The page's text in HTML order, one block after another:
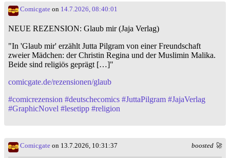
Comicgate on 14.7.2026, 08:40:01
NEUE REZENSION: Glaub mir (Jaja Verlag)
"In 'Glaub mir' erzählt Jutta Pilgram von einer Freundschaft
zweier Mädchen: der Christin Regina und der Muslimin Malika.
Beide sind religiös geprägt […]"
comicgate.de/rezensionen/glaub
#comicrezension #deutschecomics #JuttaPilgram #JajaVerlag
#GraphicNovel #lesetipp #religion
boosted 🚀
Comicgate on 13.7.2026, 10:31:37